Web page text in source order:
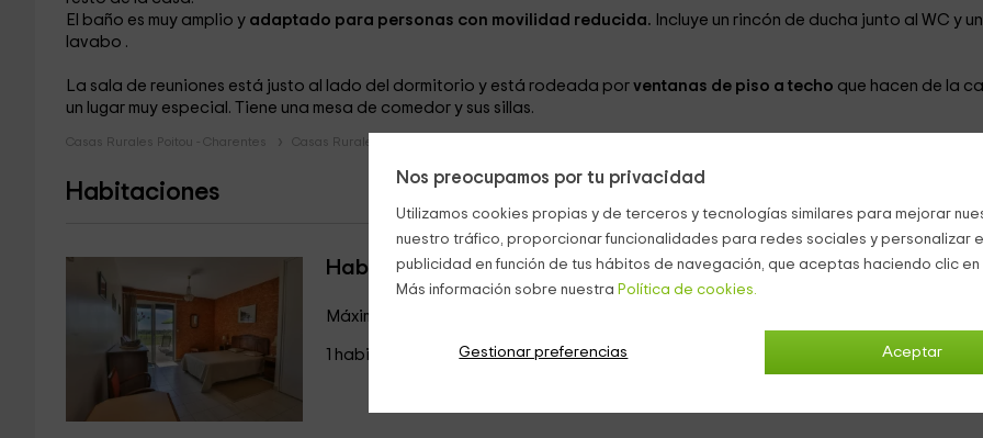
Nos preocupamos por tu privacidad
Utilizamos cookies propias y de terceros y tecnologías similares para mejorar
nuestro tráfico, proporcionar funcionalidades para redes sociales y personalizar
publicidad en función de tus hábitos de navegación, que aceptas haciendo clic
Más información sobre nuestra Política de cookies.
Aceptar
Gestionar preferencias
El baño es muy amplio y adaptado para personas con movilidad reducida. Incluye un rincón de ducha junto al WC y un
lavabo .
La sala de reuniones está justo al lado del dormitorio y está rodeada por ventanas de piso a techo que hacen de la
un lugar muy especial. Tiene una mesa de comedor y sus sillas.
Casas Rurales Poitou - Charentes Casas Rurales Charente Marítimo
Habitaciones
Habitación 1
Máximo 2 huéspedes
1 habitaciones 1 camas